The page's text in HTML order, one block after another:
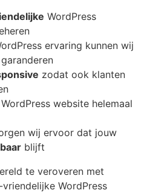
WordPress
ervaring kunnen wij
garanderen
zodat ook klanten
website helemaal
wij ervoor dat jouw
blijft
te veroveren met
WordPress